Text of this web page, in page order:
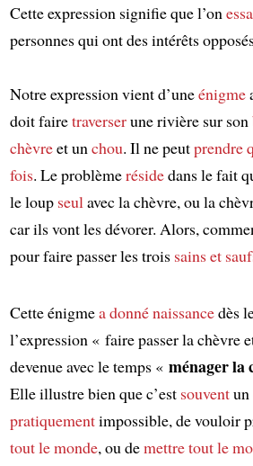
Cette expression signifie que l’on
personnes qui ont des intérêts
Notre expression vient d’uneénigme
doit fairetraverserune rivière sur son
chèvreet un chou. Il ne peutprendre
fois. Le problèmerésidedans le fait
le loup seul avec la chèvre, ou la
car ils vont les dévorer. Alors,
pour faire passer les trois sains et
Cette énigmea donné naissancedès
l’expression « faire passer la chèvre
devenue avec le temps « ménager la
Elle illustre bien que c’est souventun
pratiquementimpossible, de vouloir
tout le monde, ou demettre tout le